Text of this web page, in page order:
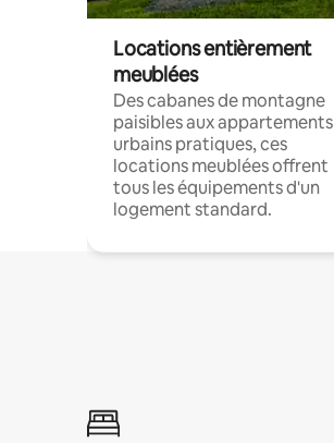
Locations entièrement
meublées
Des cabanes de montagne
paisibles aux appartements
urbains pratiques, ces
locations meublées offrent
tous les équipements d'un
logement standard.